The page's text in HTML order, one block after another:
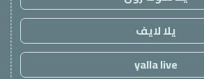
يلا لايف
yalla live